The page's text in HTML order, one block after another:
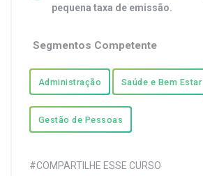
pequena taxa de emissão.
Segmentos Competente
Administração Saúde e Bem Estar
Gestão de Pessoas
#COMPARTILHE ESSE CURSO